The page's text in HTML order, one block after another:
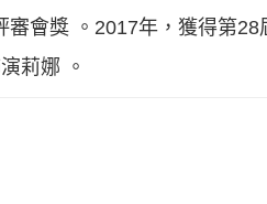
會獎 。2017年，獲得第28
莉娜 。